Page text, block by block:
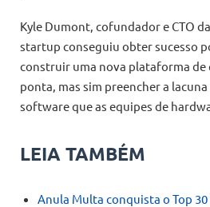
Kyle Dumont, cofundador e CTO
startup conseguiu obter sucesso
construir uma nova plataforma de
ponta, mas sim preencher a
software que as equipes de
LEIA TAMBÉM
Anula Multa conquista o Top